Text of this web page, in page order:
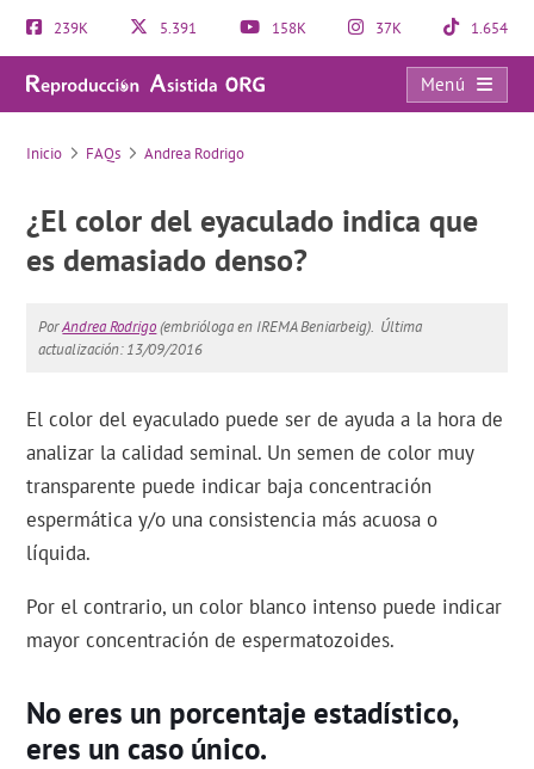
239K 5.391 158K 37K 1.654
Menú
FAQs
Inicio FAQs Andrea Rodrigo
¿El color del eyaculado indica que
es demasiado denso?
PorAndrea Rodrigo(embrióloga en IREMA Beniarbeig). Última
actualización: 13/09/2016
El color del eyaculado puede ser de ayuda a la hora de
analizar la calidad seminal. Un semen de color muy
transparente puede indicar baja concentración
espermática y/o una consistencia más acuosa o
líquida.
Por el contrario, un color blanco intenso puede indicar
mayor concentración de espermatozoides.
No eres un porcentaje estadístico,
eres un caso único.